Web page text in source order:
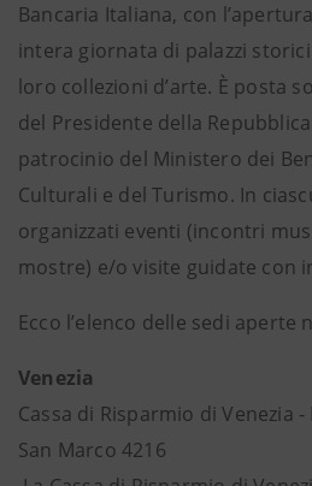
Bancaria Italiana, con
intera giornata di palazzi
loro collezioni d’arte. È posta
del Presidente della
patrocinio del Ministero dei
Culturali e del Turismo. In
organizzati eventi (incontri
mostre) e/o visite guidate con
Ecco l’elenco delle sedi aperte
Venezia
Cassa di Risparmio di Venezia
San Marco 4216